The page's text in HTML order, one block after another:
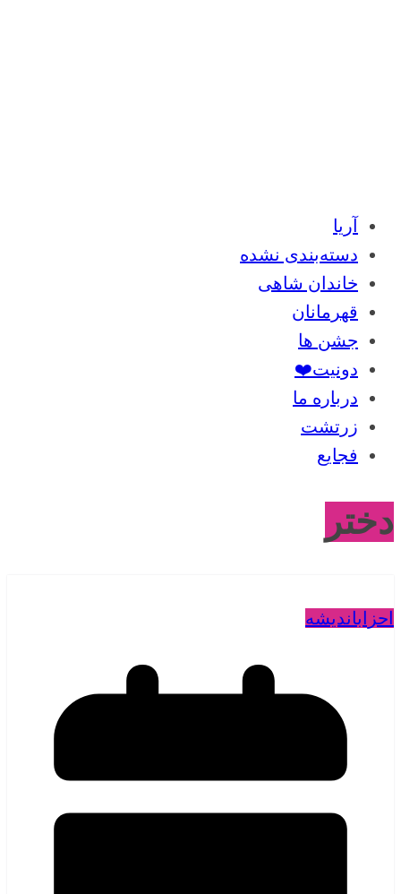
آریا
دسته‌بندی نشده
خاندان شاهی
قهرمانان
جشن ها
دونیت❤️
درباره ما
زرتشت
فجایع
دختر
احزاباندیشه